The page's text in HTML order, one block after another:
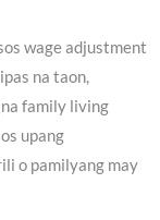
wage adjustment
na taon,
family living
upang
o pamilyang may